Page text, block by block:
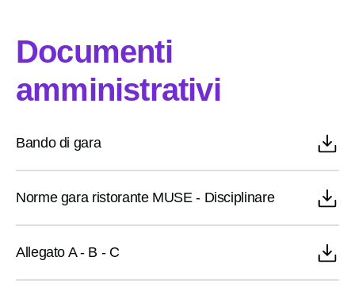
Documenti
amministrativi
​Bando di gara
​Norme gara ristorante MUSE - Disciplinare
​Allegato A - B - C